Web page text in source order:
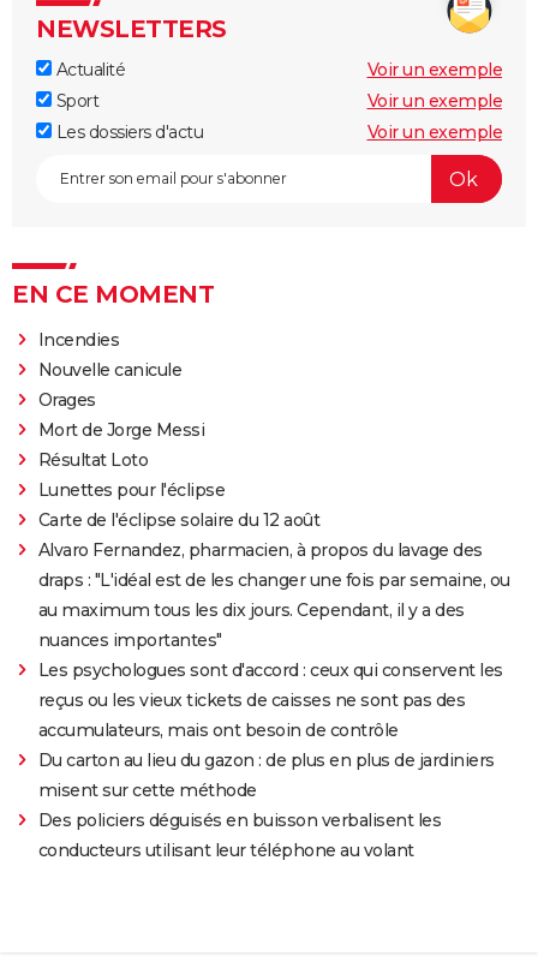
NEWSLETTERS
Actualité
Voir un exemple
Sport
Voir un exemple
Les dossiers d'actu
Voir un exemple
EN CE MOMENT
Incendies
Nouvelle canicule
Orages
Mort de Jorge Messi
Résultat Loto
Lunettes pour l'éclipse
Carte de l'éclipse solaire du 12 août
Alvaro Fernandez, pharmacien, à propos du lavage des
draps : "L'idéal est de les changer une fois par semaine, ou
au maximum tous les dix jours. Cependant, il y a des
nuances importantes"
Les psychologues sont d'accord : ceux qui conservent les
reçus ou les vieux tickets de caisses ne sont pas des
accumulateurs, mais ont besoin de contrôle
Du carton au lieu du gazon : de plus en plus de jardiniers
misent sur cette méthode
Des policiers déguisés en buisson verbalisent les
conducteurs utilisant leur téléphone au volant